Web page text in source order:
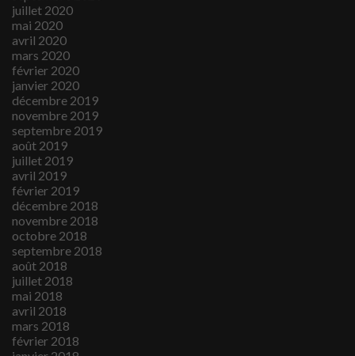
juillet 2020
mai 2020
avril 2020
mars 2020
février 2020
janvier 2020
décembre 2019
novembre 2019
septembre 2019
août 2019
juillet 2019
avril 2019
février 2019
décembre 2018
novembre 2018
octobre 2018
septembre 2018
août 2018
juillet 2018
mai 2018
avril 2018
mars 2018
février 2018